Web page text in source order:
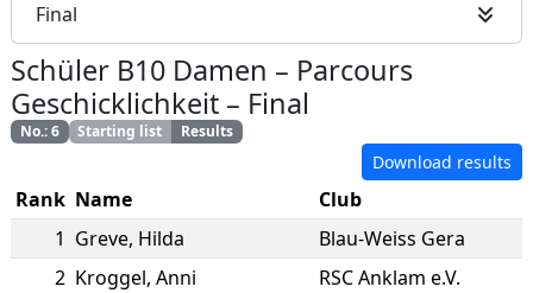
Final
Schüler B10 Damen – Parcours
Geschicklichkeit – Final
No.:6 Starting list Results
Download results
Rank Name
Club
1 Greve, Hilda
Blau-Weiss Gera
2 Kroggel, Anni
RSC Anklam e.V.